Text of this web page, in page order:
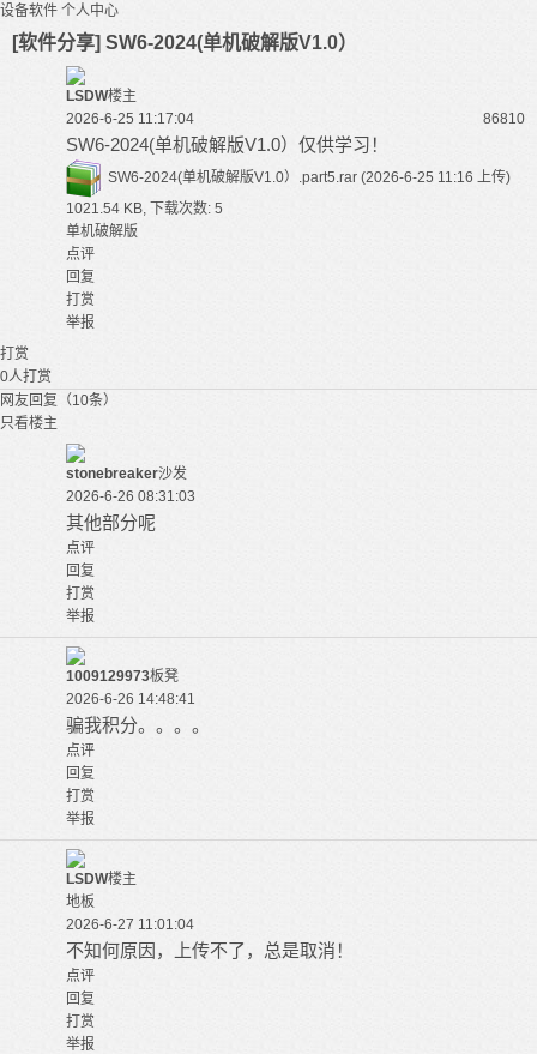
设备软件 个人中心
[软件分享] SW6-2024(单机破解版V1.0）
LSDW楼主
2026-6-25 11:17:04
86810
SW6-2024(单机破解版V1.0）仅供学习！
SW6-2024(单机破解版V1.0）.part5.rar (2026-6-25 11:16 上传)
1021.54 KB, 下载次数: 5
单机破解版
点评
回复
打赏
举报
打赏
0人打赏
网友回复（10条）
只看楼主
stonebreaker沙发
2026-6-26 08:31:03
其他部分呢
点评
回复
打赏
举报
1009129973板凳
2026-6-26 14:48:41
骗我积分。。。。
点评
回复
打赏
举报
LSDW楼主
地板
2026-6-27 11:01:04
不知何原因，上传不了，总是取消！
点评
回复
打赏
举报